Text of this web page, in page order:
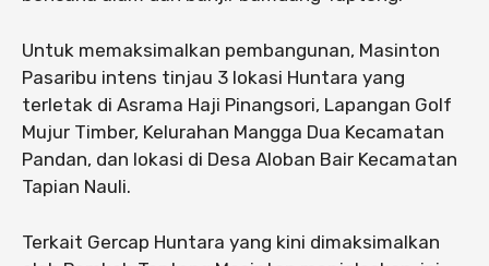
Untuk memaksimalkan pembangunan, Masinton
Pasaribu intens tinjau 3 lokasi Huntara yang
terletak di Asrama Haji Pinangsori, Lapangan Golf
Mujur Timber, Kelurahan Mangga Dua Kecamatan
Pandan, dan lokasi di Desa Aloban Bair Kecamatan
Tapian Nauli.
Terkait Gercap Huntara yang kini dimaksimalkan